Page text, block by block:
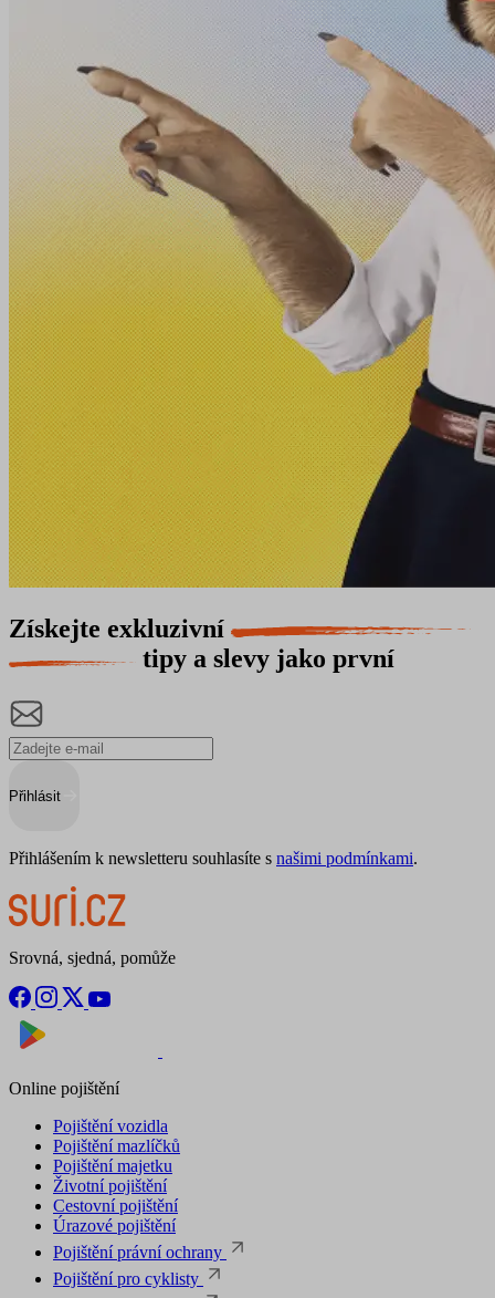
Získejte exkluzivní
tipy a slevy jako první
Přihlásit
Přihlášením k newsletteru souhlasíte s našimi podmínkami.
Srovná, sjedná, pomůže
Online pojištění
Pojištění vozidla
Pojištění mazlíčků
Pojištění majetku
Životní pojištění
Cestovní pojištění
Úrazové pojištění
Pojištění právní ochrany
Pojištění pro cyklisty